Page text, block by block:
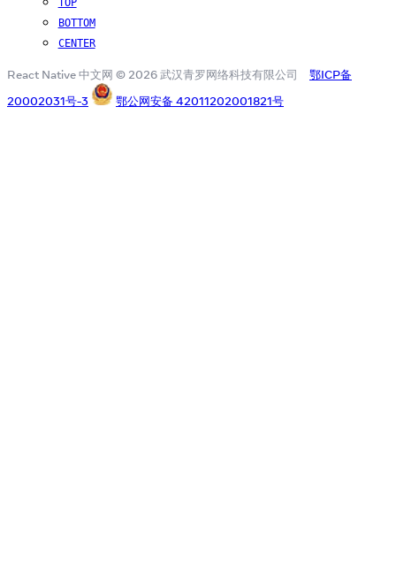
TOP
BOTTOM
CENTER
React Native 中文网 © 2026 武汉青罗网络科技有限公司
鄂ICP备
20002031号-3
鄂公网安备 42011202001821号